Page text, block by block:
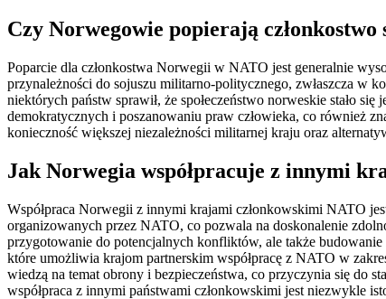
Czy Norwegowie popierają
Poparcie dla członkostwa Norwegii w NATO jest generalnie
przynależności do sojuszu militarno-politycznego, zwłaszcza w
niektórych państw sprawił, że społeczeństwo norweskie stało
demokratycznych i poszanowaniu praw człowieka, co również
konieczność większej niezależności militarnej kraju oraz
Jak Norwegia współpracuje z innymi
Współpraca Norwegii z innymi krajami członkowskimi NATO
organizowanych przez NATO, co pozwala na doskonalenie
przygotowanie do potencjalnych konfliktów, ale także
które umożliwia krajom partnerskim współpracę z NATO w
wiedzą na temat obrony i bezpieczeństwa, co przyczynia się do
współpraca z innymi państwami członkowskimi jest niezwykle